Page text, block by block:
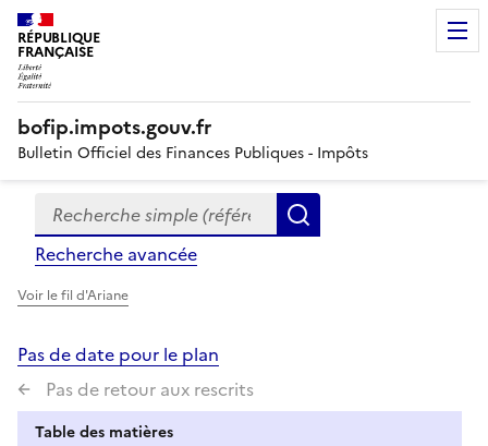
RÉPUBLIQUE
FRANÇAISE
bofip.impots.gouv.fr
Bulletin Officiel des Finances Publiques - Impôts
Formulaire
de
recherche
Recherche simple (références, mots clés, partie du
Recherche avancée
Voir le fil d'Ariane
Pas de date pour le plan
Pas de retour aux rescrits
Table des matières